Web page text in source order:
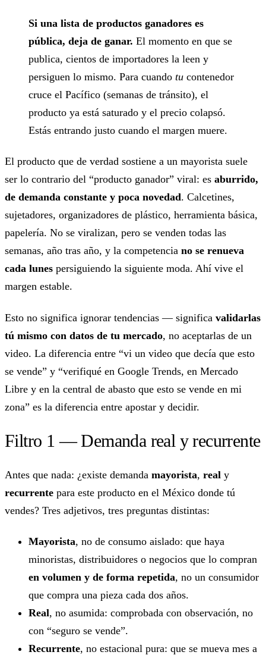
Si una lista de productos ganadores es
pública, deja de ganar. El momento en que se
publica, cientos de importadores la leen y
persiguen lo mismo. Para cuando tu contenedor
cruce el Pacífico (semanas de tránsito), el
producto ya está saturado y el precio colapsó.
Estás entrando justo cuando el margen muere.
El producto que de verdad sostiene a un mayorista suele
ser lo contrario del “producto ganador” viral: es aburrido,
de demanda constante y poca novedad. Calcetines,
sujetadores, organizadores de plástico, herramienta básica,
papelería. No se viralizan, pero se venden todas las
semanas, año tras año, y la competencia no se renueva
cada lunes persiguiendo la siguiente moda. Ahí vive el
margen estable.
Esto no significa ignorar tendencias — significa validarlas
tú mismo con datos de tu mercado, no aceptarlas de un
video. La diferencia entre “vi un video que decía que esto
se vende” y “verifiqué en Google Trends, en Mercado
Libre y en la central de abasto que esto se vende en mi
zona” es la diferencia entre apostar y decidir.
Filtro 1 — Demanda real y recurrente
Antes que nada: ¿existe demanda mayorista, real y
recurrente para este producto en el México donde tú
vendes? Tres adjetivos, tres preguntas distintas:
Mayorista, no de consumo aislado: que haya
minoristas, distribuidores o negocios que lo compran
en volumen y de forma repetida, no un consumidor
que compra una pieza cada dos años.
Real, no asumida: comprobada con observación, no
con “seguro se vende”.
Recurrente, no estacional pura: que se mueva mes a